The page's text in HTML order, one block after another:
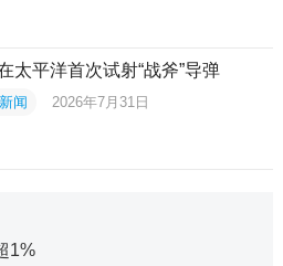
太平洋首次试射“战斧”导弹
闻 2026年7月31日
1%